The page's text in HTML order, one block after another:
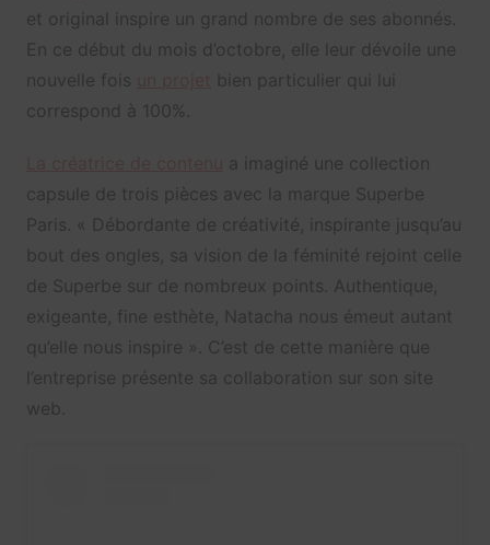
et original inspire un grand nombre de ses abonnés.
En ce début du mois d’octobre, elle leur dévoile une
nouvelle fois
bien particulier qui lui
correspond à 100%.
a imaginé une collection
capsule de trois pièces avec la marque Superbe
Paris. « Débordante de créativité, inspirante jusqu’au
bout des ongles, sa vision de la féminité rejoint celle
de Superbe sur de nombreux points. Authentique,
exigeante, fine esthète, Natacha nous émeut autant
qu’elle nous inspire ». C’est de cette manière que
l’entreprise présente sa collaboration sur son site
web.